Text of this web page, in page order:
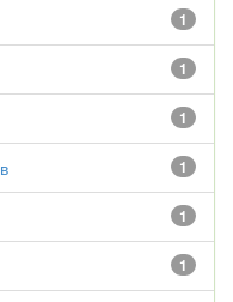
1
1
1
1
1
1